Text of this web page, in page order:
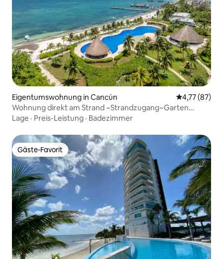
Eigentumswohnung in Cancún
4,77 (87)
Wohnung direkt am Strand ~Strandzugang~Garten
<AMARA>
Lage · Preis-Leistung · Badezimmer
Gäste-Favorit
Gäste-Favorit